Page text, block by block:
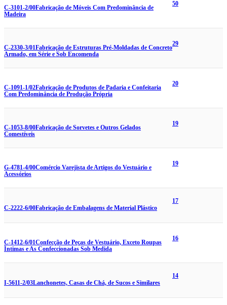
C-3101-2/00Fabricação de Móveis Com Predominância de
Madeira
50
C-2330-3/01Fabricação de Estruturas Pré-Moldadas de Concreto
Armado, em Série e Sob Encomenda
29
C-1091-1/02Fabricação de Produtos de Padaria e Confeitaria
Com Predominância de Produção Própria
20
C-1053-8/00Fabricação de Sorvetes e Outros Gelados
Comestíveis
19
G-4781-4/00Comércio Varejista de Artigos do Vestuário e
Acessórios
19
C-2222-6/00Fabricação de Embalagens de Material Plástico
17
C-1412-6/01Confecção de Peças de Vestuário, Exceto Roupas
Íntimas e As Confeccionadas Sob Medida
16
I-5611-2/03Lanchonetes, Casas de Chá, de Sucos e Similares
14